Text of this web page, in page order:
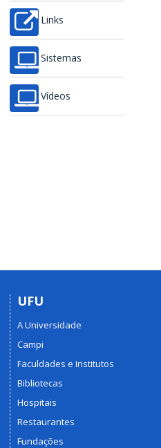
Links
Sistemas
Vídeos
UFU
A Universidade
Campi
Faculdades e Institutos
Bibliotecas
Hospitais
Restaurantes
Fundações